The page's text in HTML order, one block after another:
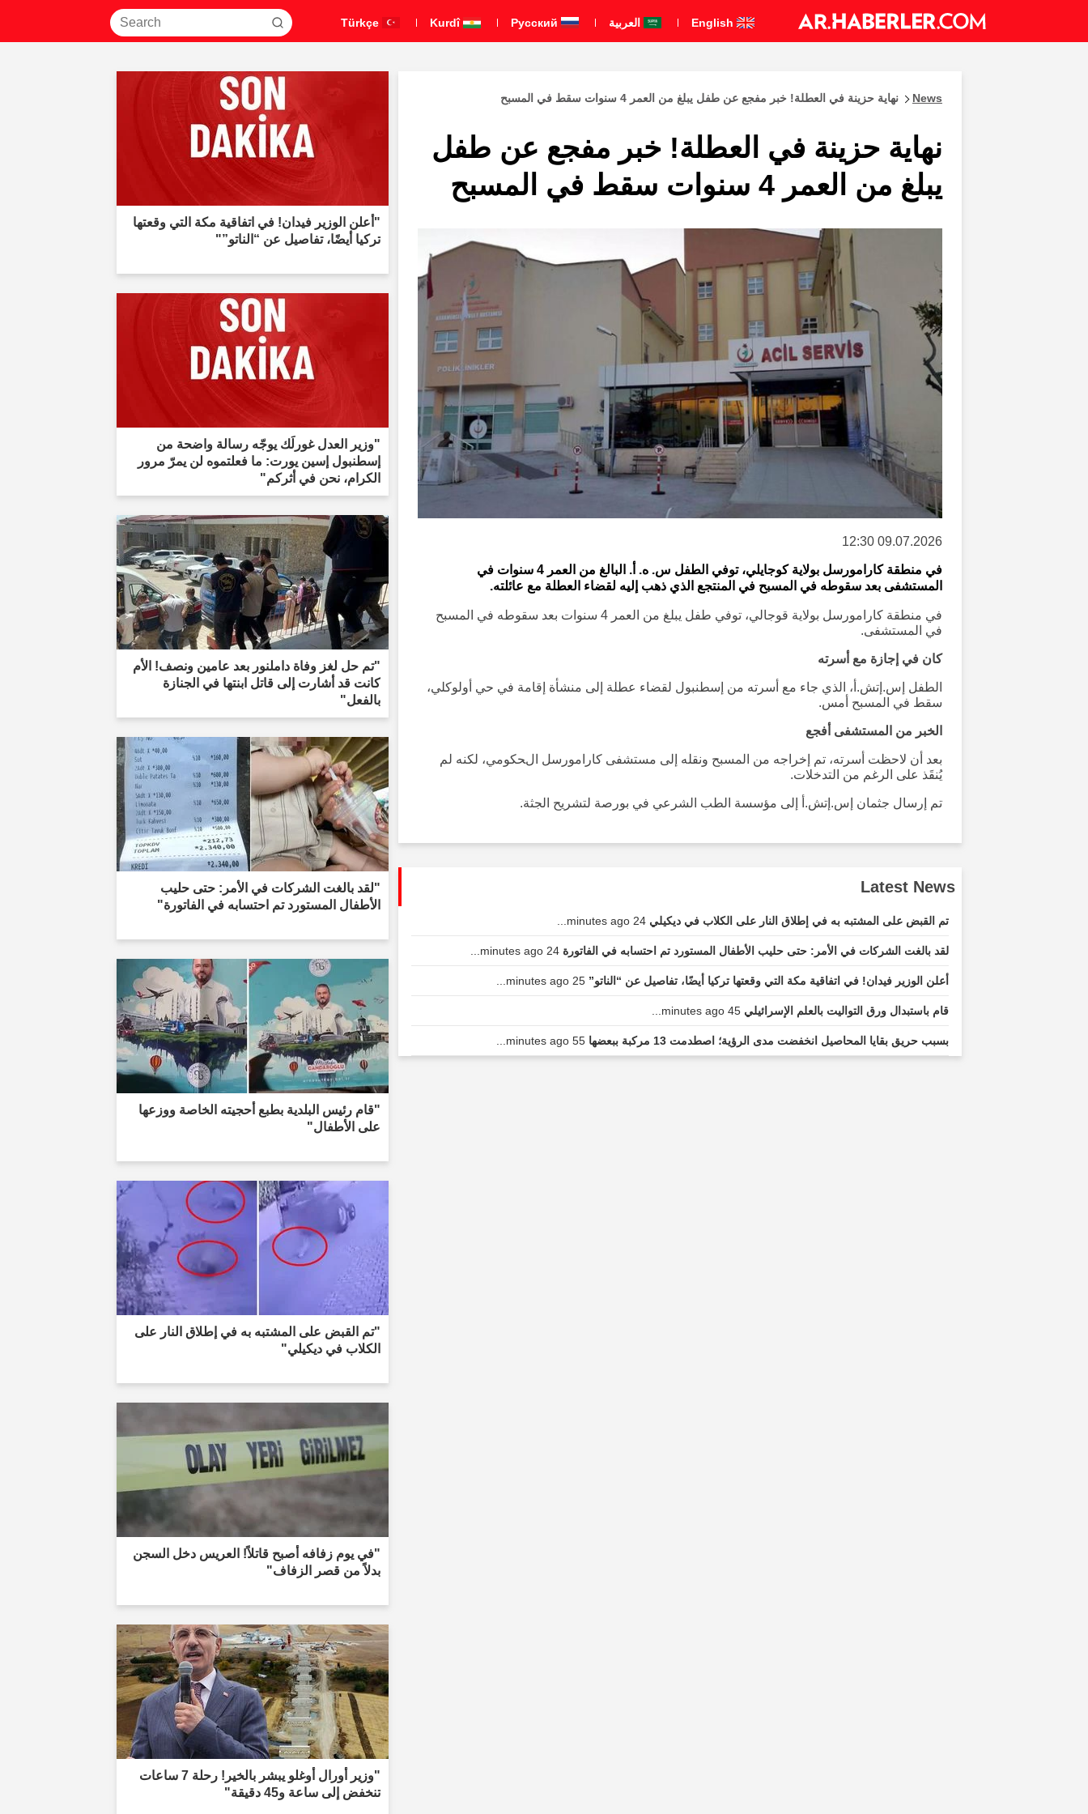
العربية Kurdî
News نهاية حزينة في العطلة! خبر مفجع عن طفل يبلغ من العمر 4 سنوات سقط في المسبح
نهاية حزينة في العطلة! خبر مفجع عن طفل
يبلغ من العمر 4 سنوات سقط في المسبح
09.07.2026 12:30
في منطقة كارامورسل بولاية كوجايلي، توفي الطفل س. ه. أ. البالغ من العمر 4 سنوات في
المستشفى بعد سقوطه في المسبح في المنتجع الذي ذهب إليه لقضاء العطلة مع عائلته.
في منطقة كارامورسل بولاية قوجالي، توفي طفل يبلغ من العمر 4 سنوات بعد سقوطه في المسبح
في المستشفى.
كان في إجازة مع أسرته
الطفل إس.إتش.أ، الذي جاء مع أسرته من إسطنبول لقضاء عطلة إلى منشأة إقامة في حي أولوكلي،
سقط في المسبح أمس.
الخبر من المستشفى أفجع
بعد أن لاحظت أسرته، تم إخراجه من المسبح ونقله إلى مستشفى كارامورسل الحكومي، لكنه لم
يُنقَذ على الرغم من التدخلات.
تم إرسال جثمان إس.إتش.أ إلى مؤسسة الطب الشرعي في بورصة لتشريح الجثة.
Latest News
تم القبض على المشتبه به في إطلاق النار على الكلاب في ديكيلي 24 minutes ago...
لقد بالغت الشركات في الأمر: حتى حليب الأطفال المستورد تم احتسابه في الفاتورة 24 minutes ago...
أعلن الوزير فيدان! في اتفاقية مكة التي وقعتها تركيا أيضًا، تفاصيل عن “الناتو” 25 minutes ago...
قام باستبدال ورق التواليت بالعلم الإسرائيلي 45 minutes ago...
بسبب حريق بقايا المحاصيل انخفضت مدى الرؤية؛ اصطدمت 13 مركبة ببعضها 55 minutes ago...
"أعلن الوزير فيدان! في اتفاقية مكة التي وقعتها
تركيا أيضًا، تفاصيل عن “الناتو”"
"وزير العدل غورلَك يوجّه رسالة واضحة من
إسطنبول إسين يورت: ما فعلتموه لن يمرّ مرور
الكرام، نحن في أثركم"
"تم حل لغز وفاة داملنور بعد عامين ونصف! الأم
كانت قد أشارت إلى قاتل ابنتها في الجنازة
بالفعل"
"لقد بالغت الشركات في الأمر: حتى حليب
الأطفال المستورد تم احتسابه في الفاتورة"
"قام رئيس البلدية بطبع أحجيته الخاصة ووزعها
على الأطفال"
"تم القبض على المشتبه به في إطلاق النار على
الكلاب في ديكيلي"
"في يوم زفافه أصبح قاتلاً! العريس دخل السجن
بدلاً من قصر الزفاف"
"وزير أورال أوغلو يبشر بالخير! رحلة 7 ساعات
تنخفض إلى ساعة و45 دقيقة"